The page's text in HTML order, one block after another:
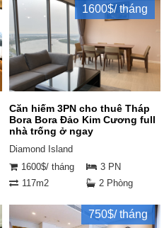
1600$/ tháng
Căn hiếm 3PN cho thuê Tháp
Bora Bora Đảo Kim Cương full
nhà trống ở ngay
Diamond Island
1600$/ tháng
3 PN
117m2
2 Phòng
750$/ tháng